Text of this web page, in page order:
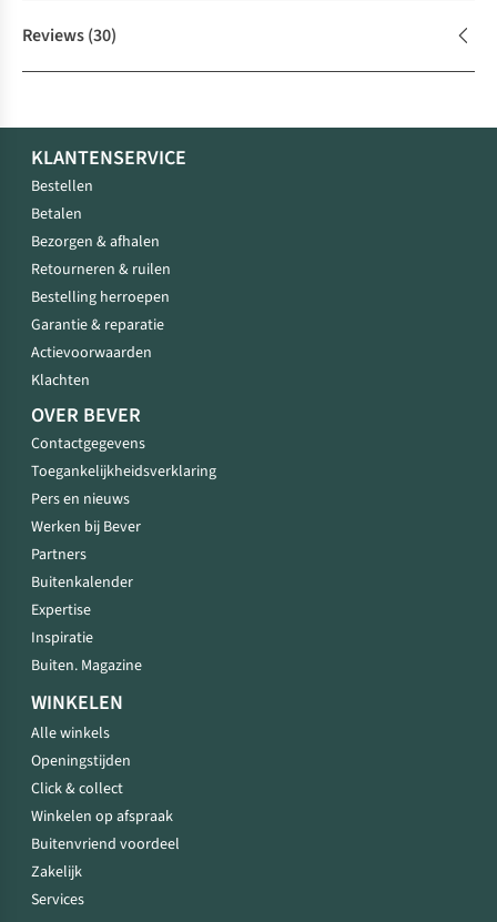
Reviews(30)
KLANTENSERVICE
Bestellen
Betalen
Bezorgen & afhalen
Retourneren & ruilen
Bestelling herroepen
Garantie & reparatie
Actievoorwaarden
Klachten
OVER BEVER
Contactgegevens
Toegankelijkheidsverklaring
Pers en nieuws
Werken bij Bever
Partners
Buitenkalender
Expertise
Inspiratie
Buiten. Magazine
WINKELEN
Alle winkels
Openingstijden
Click & collect
Winkelen op afspraak
Buitenvriend voordeel
Zakelijk
Services